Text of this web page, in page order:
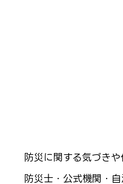
防災に関する気づきや
防災士・公式機関・